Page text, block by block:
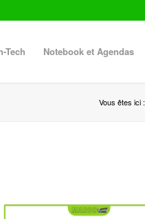
Tech Notebook et Agendas
Vous êtes ici :